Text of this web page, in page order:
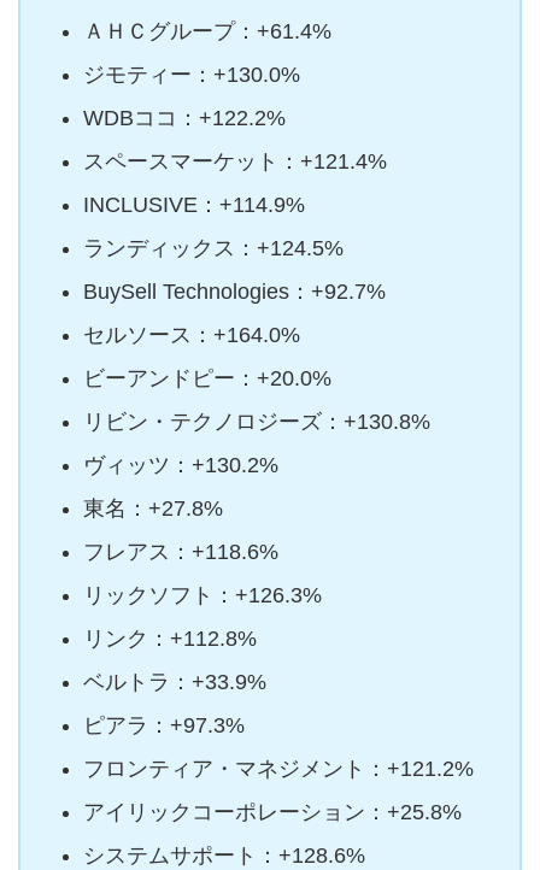
ＡＨＣグループ：+61.4%
ジモティー：+130.0%
WDBココ：+122.2%
スペースマーケット：+121.4%
INCLUSIVE：+114.9%
ランディックス：+124.5%
BuySell Technologies：+92.7%
セルソース：+164.0%
ビーアンドピー：+20.0%
リビン・テクノロジーズ：+130.8%
ヴィッツ：+130.2%
東名：+27.8%
フレアス：+118.6%
リックソフト：+126.3%
リンク：+112.8%
ベルトラ：+33.9%
ピアラ：+97.3%
フロンティア・マネジメント：+121.2%
アイリックコーポレーション：+25.8%
システムサポート：+128.6%